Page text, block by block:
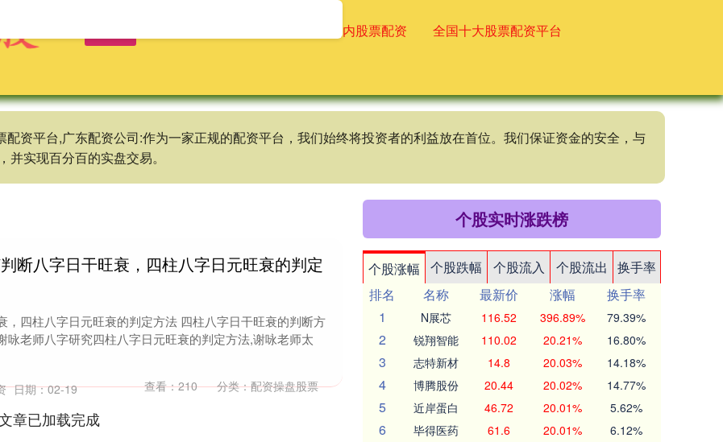
场内股票配资 全国十大股票配资平台
资平台,广东配资公司:作为一家正规的配资平台，我们始终将投资者的利益放在首位。我们保证资金的安全，与
实现百分百的实盘交易。
断八字日干旺衰，四柱八字日元旺衰的判定
，四柱八字日元旺衰的判定方法 四柱八字日干旺衰的判断方
咏老师八字研究四柱八字日元旺衰的判定方法,谢咏老师太
日期：02-19 查看：210 分类：配资操盘股票
章已加载完成
个股实时涨跌榜
个股涨幅 个股跌幅 个股流入 个股流出
换手率
排名
名称 最新价 涨幅
换手率
1
N展芯 116.52 396.89% 79.39%
2 锐翔智能 110.02 20.21% 16.80%
3 志特新材 14.8 20.03% 14.18%
4 博腾股份 20.44 20.02% 14.77%
5 近岸蛋白 46.72 20.01% 5.62%
6 毕得医药 61.6 20.01% 6.12%